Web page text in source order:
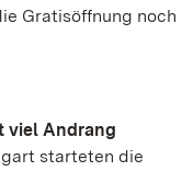
Gratisöffnung noch
viel Andrang
starteten die